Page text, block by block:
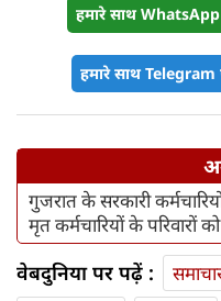
हमारे साथ
हमारे साथ
गुजरात के सरकारी
मृत कर्मचारियों के परिवारों
वेबदुनिया पर पढ़ें :